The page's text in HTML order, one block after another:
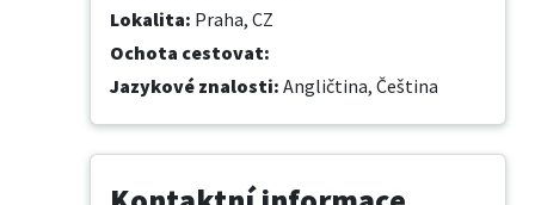
Lokalita: Praha, CZ
Ochota cestovat:
Jazykové znalosti: Angličtina, Čeština